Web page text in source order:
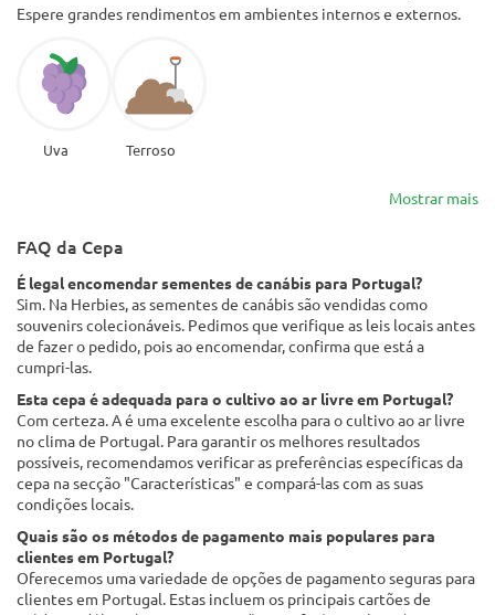
Espere grandes rendimentos em ambientes internos e externos.
Uva Terroso
Mostrar mais
FAQ da Cepa
É legal encomendar sementes de canábis para Portugal?
Sim. Na Herbies, as sementes de canábis são vendidas como
souvenirs colecionáveis. Pedimos que verifique as leis locais antes
de fazer o pedido, pois ao encomendar, confirma que está a
cumpri-las.
Esta cepa é adequada para o cultivo ao ar livre em Portugal?
Com certeza. A é uma excelente escolha para o cultivo ao ar livre
no clima de Portugal. Para garantir os melhores resultados
possíveis, recomendamos verificar as preferências específicas da
cepa na secção "Características" e compará-las com as suas
condições locais.
Quais são os métodos de pagamento mais populares para
clientes em Portugal?
Oferecemos uma variedade de opções de pagamento seguras para
clientes em Portugal. Estas incluem os principais cartões de